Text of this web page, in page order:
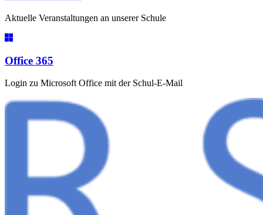
Aktuelle Veranstaltungen an unserer Schule
Office 365
Login zu Microsoft Office mit der Schul-E-Mail